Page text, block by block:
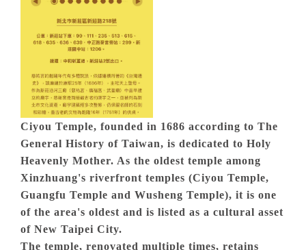
Ciyou Temple, founded in 1686 according to The
General History of Taiwan, is dedicated to Holy
Heavenly Mother. As the oldest temple among
Xinzhuang's riverfront temples (Ciyou Temple,
Guangfu Temple and Wusheng Temple), it is one
of the area's oldest and is listed as a cultural asset
of New Taipei City.
The temple, renovated multiple times, retains